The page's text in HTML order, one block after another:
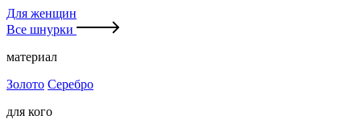
Для женщин
Все шнурки
материал
Золото Серебро
для кого